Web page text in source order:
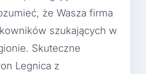
że Wasza firma
szukających w
Skuteczne
Legnica z